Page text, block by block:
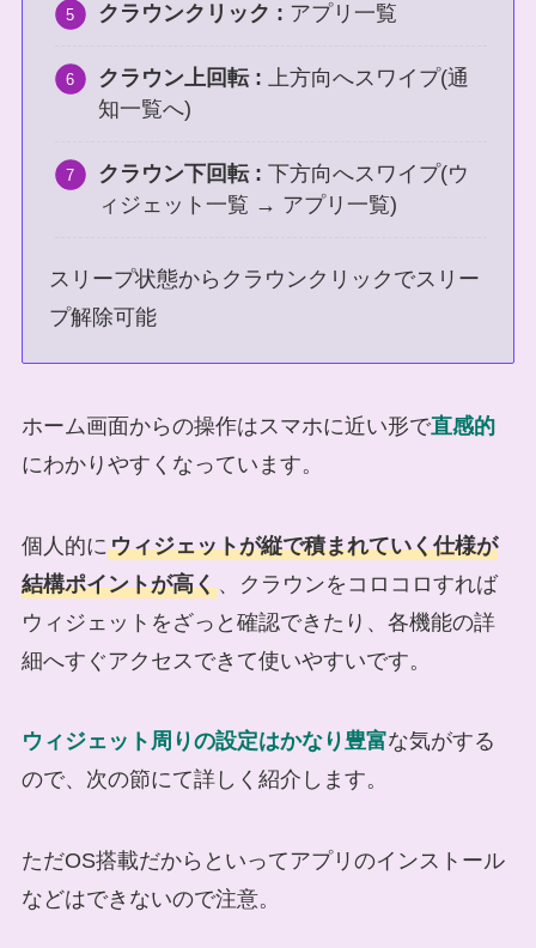
クラウンクリック : アプリ一覧
クラウン上回転 : 上方向へスワイプ(通
知一覧へ)
クラウン下回転 : 下方向へスワイプ(ウ
ィジェット一覧 → アプリ一覧)
スリープ状態からクラウンクリックでスリー
プ解除可能
ホーム画面からの操作はスマホに近い形で直感的
にわかりやすくなっています。
個人的にウィジェットが縦で積まれていく仕様が
結構ポイントが高く、クラウンをコロコロすれば
ウィジェットをざっと確認できたり、各機能の詳
細へすぐアクセスできて使いやすいです。
ウィジェット周りの設定はかなり豊富な気がする
ので、次の節にて詳しく紹介します。
ただOS搭載だからといってアプリのインストール
などはできないので注意。